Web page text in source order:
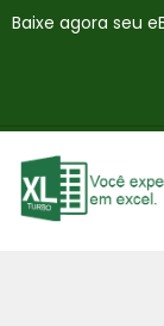
Baixe agora seu